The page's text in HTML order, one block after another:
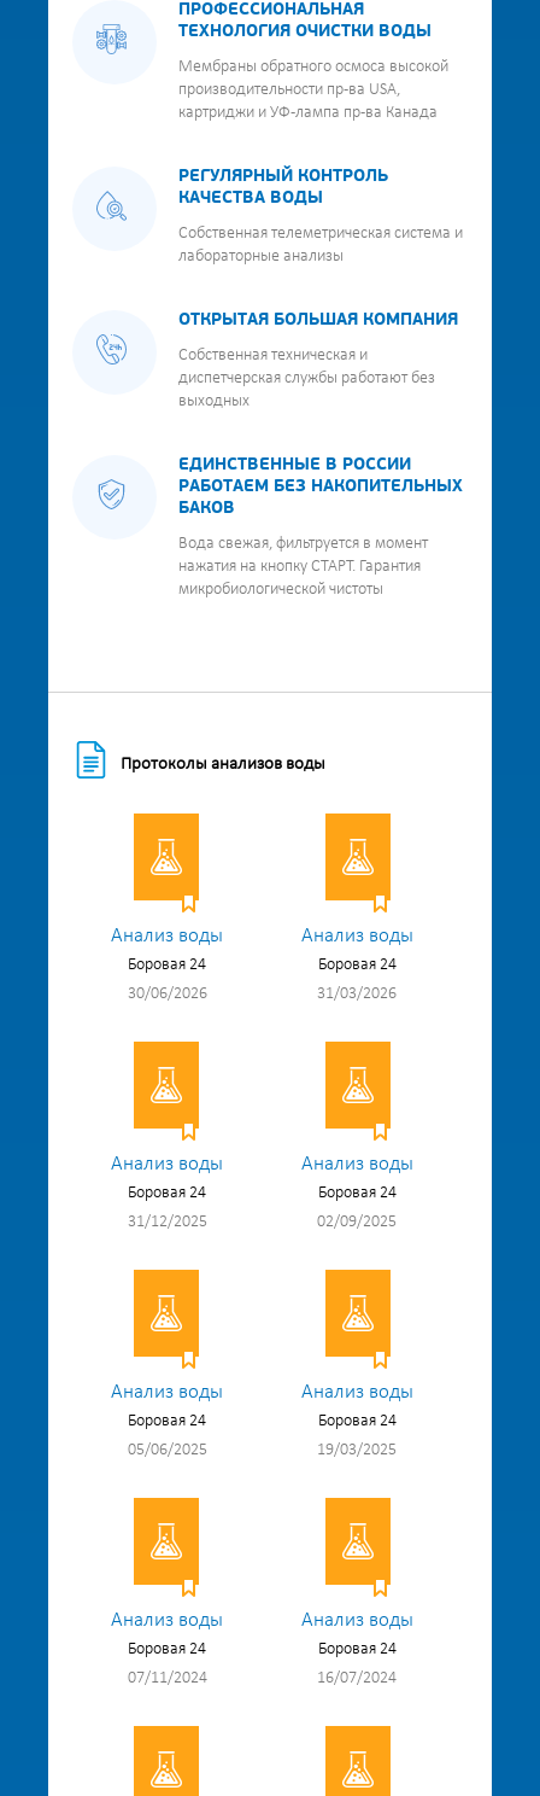
ПРОФЕССИОНАЛЬНАЯ
ТЕХНОЛОГИЯ ОЧИСТКИ ВОДЫ
Мембраны обратного осмоса высокой
производительности пр-ва USA,
картриджи и УФ-лампа пр-ва Канада
РЕГУЛЯРНЫЙ КОНТРОЛЬ
КАЧЕСТВА ВОДЫ
Собственная телеметрическая система и
лабораторные анализы
ОТКРЫТАЯ БОЛЬШАЯ КОМПАНИЯ
Собственная техническая и
диспетчерская службы работают без
выходных
ЕДИНСТВЕННЫЕ В РОССИИ
РАБОТАЕМ БЕЗ НАКОПИТЕЛЬНЫХ
БАКОВ
Вода свежая, фильтруется в момент
нажатия на кнопку СТАРТ. Гарантия
микробиологической чистоты
Протоколы анализов воды
Анализ воды
Боровая 24
30/06/2026
Анализ воды
Боровая 24
31/03/2026
Анализ воды
Боровая 24
31/12/2025
Анализ воды
Боровая 24
02/09/2025
Анализ воды
Боровая 24
05/06/2025
Анализ воды
Боровая 24
19/03/2025
Анализ воды
Боровая 24
07/11/2024
Анализ воды
Боровая 24
16/07/2024